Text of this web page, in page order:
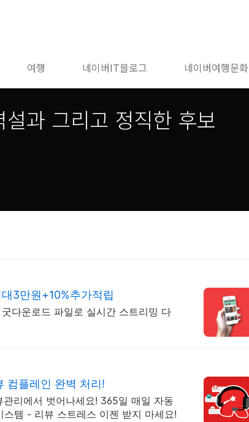
여행 네이버IT블로그 네이버여행문화
과 그리고 정직한 후보
3만원+10%추가적립
다운로드 파일로 실시간 스트리밍 다
컴플레인 완벽 처리!
리에서 벗어나세요! 365일 매일 자동
템 - 리뷰 스트레스 이젠 받지 마세요!